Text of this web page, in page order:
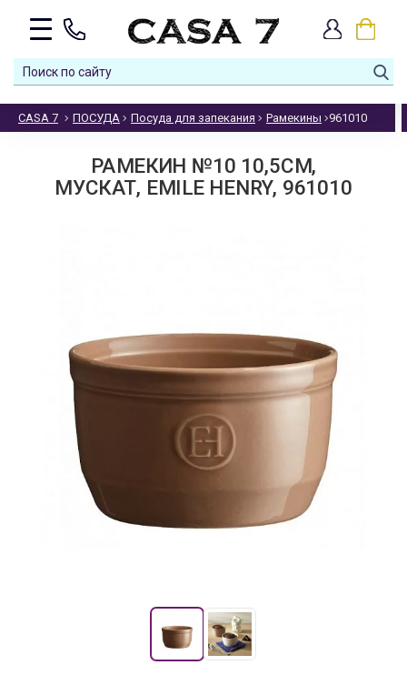
CASA 7 ПОСУДА Посуда для запекания Рамекины 961010
РАМЕКИН №10 10,5СМ,
МУСКАТ, EMILE HENRY, 961010